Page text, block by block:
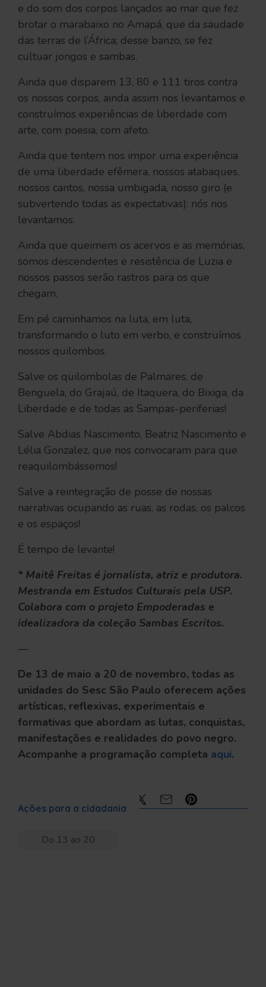
e do som dos corpos lançados ao mar que fez
brotar o marabaixo no Amapá, que da saudade
das terras de l’África; desse banzo, se fez
cultuar jongos e sambas.
Ainda que disparem 13, 80 e 111 tiros contra
os nossos corpos, ainda assim nos levantamos e
construímos experiências de liberdade com
arte, com poesia, com afeto.
Ainda que tentem nos impor uma experiência
de uma liberdade efêmera, nossos atabaques,
nossos cantos, nossa umbigada, nosso giro (e
subvertendo todas as expectativas): nós nos
levantamos.
Ainda que queimem os acervos e as memórias,
somos descendentes e resistência de Luzia e
nossos passos serão rastros para os que
chegam.
Em pé caminhamos na luta, em luta,
transformando o luto em verbo, e construímos
nossos quilombos.
Salve os quilombolas de Palmares, de
Benguela, do Grajaú, de Itaquera, do Bixiga, da
Liberdade e de todas as Sampas-periferias!
Salve Abdias Nascimento, Beatriz Nascimento e
Lélia Gonzalez, que nos convocaram para que
reaquilombássemos!
Salve a reintegração de posse de nossas
narrativas ocupando as ruas, as rodas, os palcos
e os espaços!
É tempo de levante!
* Maitê Freitas é jornalista, atriz e produtora.
Mestranda em Estudos Culturais pela USP.
Colabora com o projeto Empoderadas e
idealizadora da coleção Sambas Escritos.
—
De 13 de maio a 20 de novembro, todas as
unidades do Sesc São Paulo oferecem ações
artísticas, reflexivas, experimentais e
formativas que abordam as lutas, conquistas,
manifestações e realidades do povo negro.
Acompanhe a programação completa aqui.
Ações para a cidadania
Do 13 ao 20